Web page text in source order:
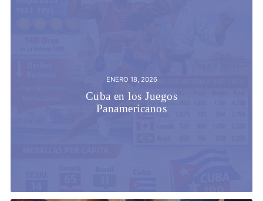
ENERO 18, 2026
Cuba en los Juegos
Panamericanos